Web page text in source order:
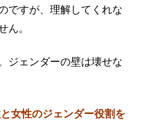
ですが、理解してくれな
ん。
ジェンダーの壁は壊せな
女性のジェンダー役割を